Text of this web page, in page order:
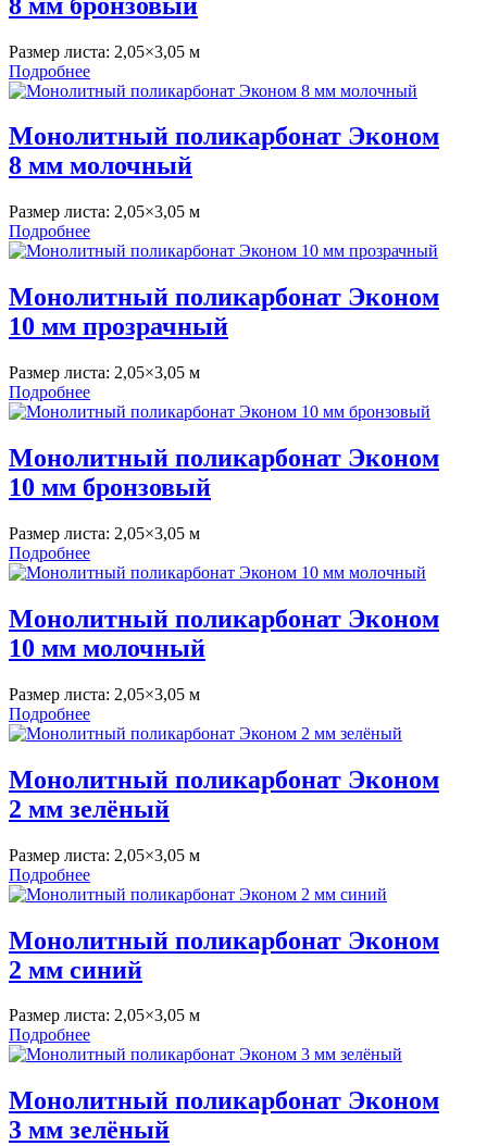
Размер листа: 2,05×3,05 м
Подробнее
Монолитный поликарбонат Эконом
8 мм молочный
Размер листа: 2,05×3,05 м
Подробнее
Монолитный поликарбонат Эконом
10 мм прозрачный
Размер листа: 2,05×3,05 м
Подробнее
Монолитный поликарбонат Эконом
10 мм бронзовый
Размер листа: 2,05×3,05 м
Подробнее
Монолитный поликарбонат Эконом
10 мм молочный
Размер листа: 2,05×3,05 м
Подробнее
Монолитный поликарбонат Эконом
2 мм зелёный
Размер листа: 2,05×3,05 м
Подробнее
Монолитный поликарбонат Эконом
2 мм синий
Размер листа: 2,05×3,05 м
Подробнее
Монолитный поликарбонат Эконом
3 мм зелёный